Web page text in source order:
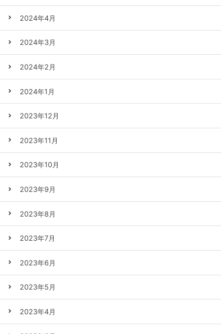
2024年4月
2024年3月
2024年2月
2024年1月
2023年12月
2023年11月
2023年10月
2023年9月
2023年8月
2023年7月
2023年6月
2023年5月
2023年4月